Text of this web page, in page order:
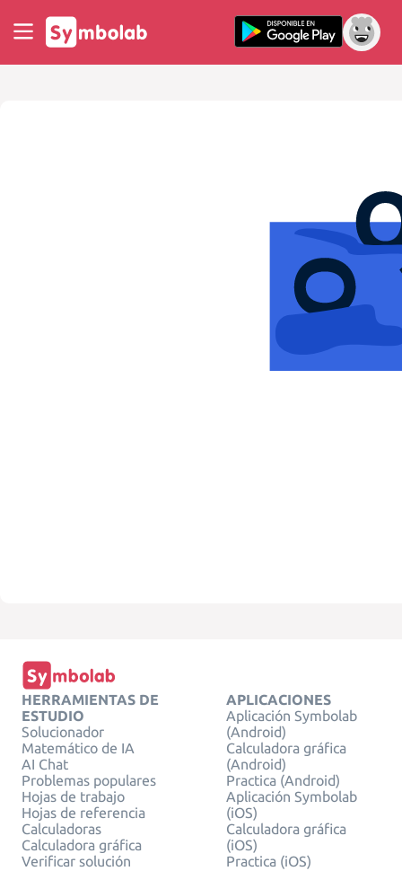
HERRAMIENTAS DE
ESTUDIO
Solucionador
Matemático de IA
AI Chat
Problemas populares
Hojas de trabajo
Hojas de referencia
Calculadoras
Calculadora gráfica
Verificar solución
APLICACIONES
Aplicación Symbolab
(Android)
Calculadora gráfica
(Android)
Practica (Android)
Aplicación Symbolab
(iOS)
Calculadora gráfica
(iOS)
Practica (iOS)